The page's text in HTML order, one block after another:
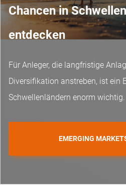
Chancen in
entdecken
Für Anleger, die langfristige
Diversifikation anstreben, ist ein
Schwellenländern enorm wichtig.
EMERGING